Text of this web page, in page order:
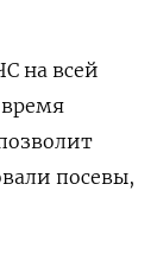
на всей
посевы,